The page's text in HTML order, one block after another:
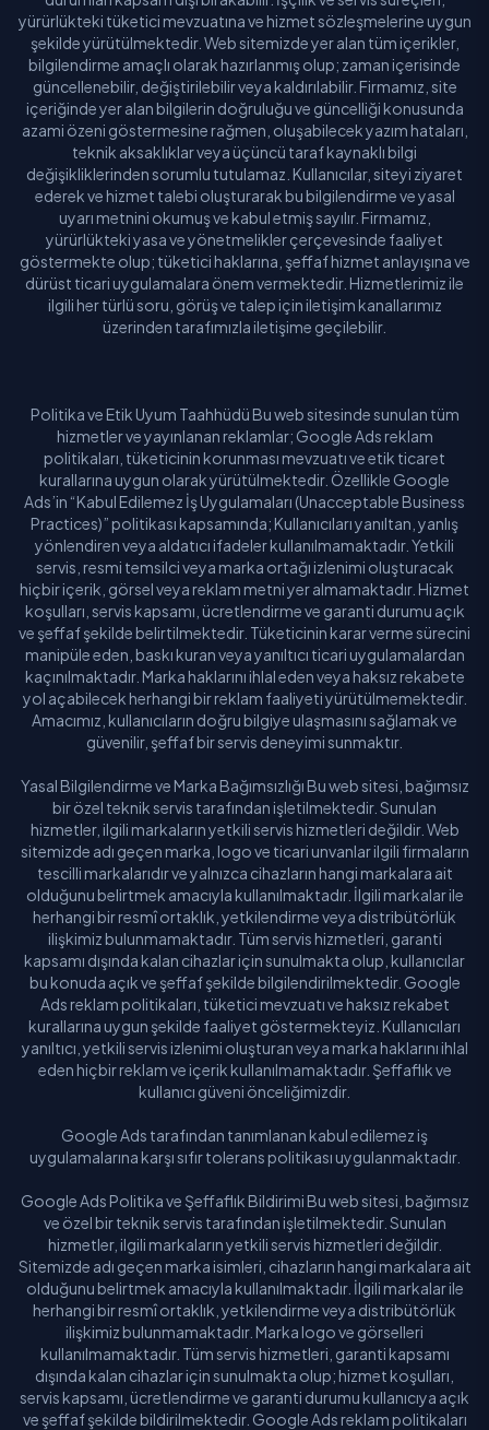
Samsun
Şanlıurfa
Siirt
Sinop
Sivas
Şırnak
Tekirdağ
Tunceli
Uşak
Van
Yalova
Yozgat
Zonguldak
yürürlükteki tüketici mevzuatına ve hizmet sözleşmelerine uygun
şekilde yürütülmektedir. Web sitemizde yer alan tüm içerikler,
bilgilendirme amaçlı olarak hazırlanmış olup; zaman içerisinde
güncellenebilir, değiştirilebilir veya kaldırılabilir. Firmamız, site
içeriğinde yer alan bilgilerin doğruluğu ve güncelliği konusunda
azami özeni göstermesine rağmen, oluşabilecek yazım hataları,
teknik aksaklıklar veya üçüncü taraf kaynaklı bilgi
değişikliklerinden sorumlu tutulamaz. Kullanıcılar, siteyi ziyaret
ederek ve hizmet talebi oluşturarak bu bilgilendirme ve yasal
uyarı metnini okumuş ve kabul etmiş sayılır. Firmamız,
yürürlükteki yasa ve yönetmelikler çerçevesinde faaliyet
göstermekte olup; tüketici haklarına, şeffaf hizmet anlayışına ve
dürüst ticari uygulamalara önem vermektedir. Hizmetlerimiz ile
ilgili her türlü soru, görüş ve talep için iletişim kanallarımız
üzerinden tarafımızla iletişime geçilebilir.
Politika ve Etik Uyum Taahhüdü Bu web sitesinde sunulan tüm
hizmetler ve yayınlanan reklamlar; Google Ads reklam
politikaları, tüketicinin korunması mevzuatı ve etik ticaret
kurallarına uygun olarak yürütülmektedir. Özellikle Google
Ads’in “Kabul Edilemez İş Uygulamaları (Unacceptable Business
Practices)” politikası kapsamında; Kullanıcıları yanıltan, yanlış
yönlendiren veya aldatıcı ifadeler kullanılmamaktadır. Yetkili
servis, resmi temsilci veya marka ortağı izlenimi oluşturacak
hiçbir içerik, görsel veya reklam metni yer almamaktadır. Hizmet
koşulları, servis kapsamı, ücretlendirme ve garanti durumu açık
ve şeffaf şekilde belirtilmektedir. Tüketicinin karar verme sürecini
manipüle eden, baskı kuran veya yanıltıcı ticari uygulamalardan
kaçınılmaktadır. Marka haklarını ihlal eden veya haksız rekabete
yol açabilecek herhangi bir reklam faaliyeti yürütülmemektedir.
Amacımız, kullanıcıların doğru bilgiye ulaşmasını sağlamak ve
güvenilir, şeffaf bir servis deneyimi sunmaktır.
Yasal Bilgilendirme ve Marka Bağımsızlığı Bu web sitesi, bağımsız
bir özel teknik servis tarafından işletilmektedir. Sunulan
hizmetler, ilgili markaların yetkili servis hizmetleri değildir. Web
sitemizde adı geçen marka, logo ve ticari unvanlar ilgili firmaların
tescilli markalarıdır ve yalnızca cihazların hangi markalara ait
olduğunu belirtmek amacıyla kullanılmaktadır. İlgili markalar ile
herhangi bir resmî ortaklık, yetkilendirme veya distribütörlük
ilişkimiz bulunmamaktadır. Tüm servis hizmetleri, garanti
kapsamı dışında kalan cihazlar için sunulmakta olup, kullanıcılar
bu konuda açık ve şeffaf şekilde bilgilendirilmektedir. Google
Ads reklam politikaları, tüketici mevzuatı ve haksız rekabet
kurallarına uygun şekilde faaliyet göstermekteyiz. Kullanıcıları
yanıltıcı, yetkili servis izlenimi oluşturan veya marka haklarını ihlal
eden hiçbir reklam ve içerik kullanılmamaktadır. Şeffaflık ve
kullanıcı güveni önceliğimizdir.
Google Ads tarafından tanımlanan kabul edilemez iş
uygulamalarına karşı sıfır tolerans politikası uygulanmaktadır.
Google Ads Politika ve Şeffaflık Bildirimi Bu web sitesi, bağımsız
ve özel bir teknik servis tarafından işletilmektedir. Sunulan
hizmetler, ilgili markaların yetkili servis hizmetleri değildir.
Sitemizde adı geçen marka isimleri, cihazların hangi markalara ait
olduğunu belirtmek amacıyla kullanılmaktadır. İlgili markalar ile
herhangi bir resmî ortaklık, yetkilendirme veya distribütörlük
ilişkimiz bulunmamaktadır. Marka logo ve görselleri
kullanılmamaktadır. Tüm servis hizmetleri, garanti kapsamı
dışında kalan cihazlar için sunulmakta olup; hizmet koşulları,
servis kapsamı, ücretlendirme ve garanti durumu kullanıcıya açık
ve şeffaf şekilde bildirilmektedir. Google Ads reklam politikaları